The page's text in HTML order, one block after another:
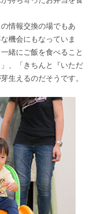
情報交換の場でもあ
機会にもなっていま
緒にご飯を食べること
、「きちんと『いただ
生えるのだそうです。